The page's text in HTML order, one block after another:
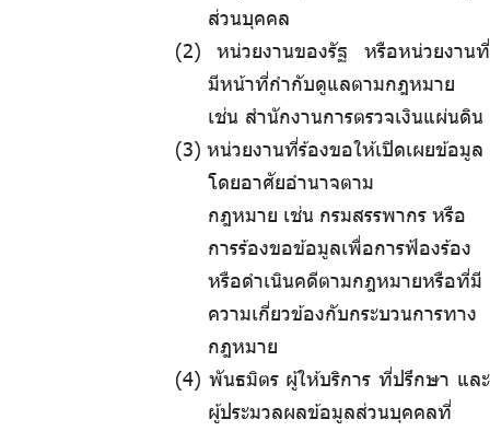
ส่วนบุคคล
หน่วยงานของรัฐ หรือหน่วยงานที่
มีหน้าที่กำกับดูแลตามกฎหมาย
เช่น สำนักงานการตรวจเงินแผ่นดิน
หน่วยงานที่ร้องขอให้เปิดเผยข้อมูล
โดยอาศัยอำนาจตาม
กฎหมาย เช่น กรมสรรพากร หรือ
การร้องขอข้อมูลเพื่อการฟ้องร้อง
หรือดำเนินคดีตามกฎหมายหรือที่มี
ความเกี่ยวข้องกับกระบวนการทาง
กฎหมาย
พันธมิตร ผู้ให้บริการ ที่ปรึกษา และ
ผู้ประมวลผลข้อมูลส่วนบุคคลที่